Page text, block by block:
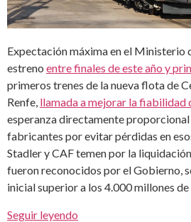
Expectación máxima en el Ministerio
estreno entre finales de este año y
primeros trenes de la nueva flota de
Renfe, llamada a mejorar la fiabilidad
esperanza directamente
fabricantes por evitar pérdidas en
Stadler y CAF temen por la
fueron reconocidos por el Gobierno,
inicial superior a los 4.000 millones de
Seguir leyendo